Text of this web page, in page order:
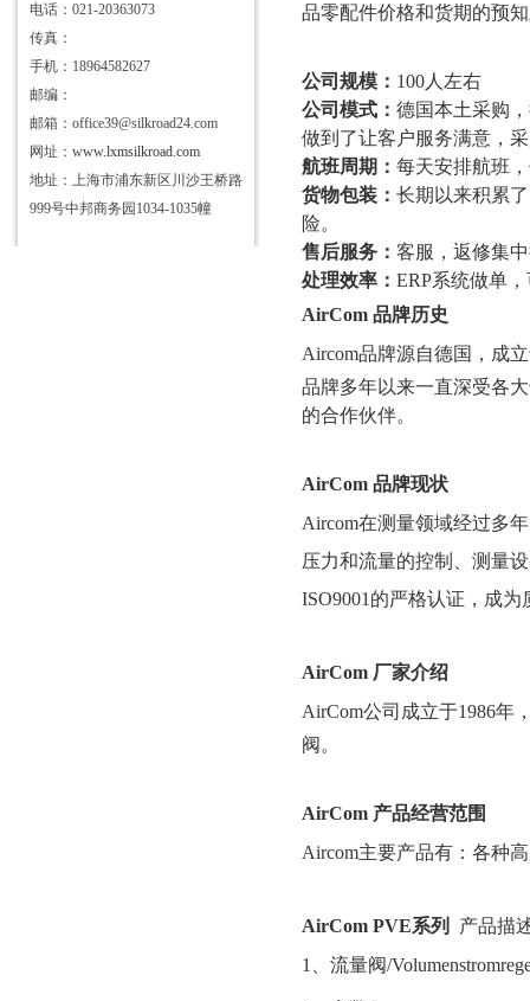
电话：021-20363073
传真：
手机：18964582627
邮编：
邮箱：office39@silkroad24.com
网址： www.lxmsilkroad.com
地址：上海市浦东新区川沙王桥路
999号中邦商务园1034-1035幢
品零配件价格和货期的预
公司规模： 100人左右
公司模式： 德国本土采购
做到了让客户服务满意，
航班周期： 每天安排航班
货物包装： 长期以来积累
险。
售后服务： 客服，返修集
处理效率： ERP系统做单
AirCom 品牌历史
Aircom品牌源自德国，成
品牌多年以来一直深受各
的合作伙伴。
AirCom 品牌现状
Aircom在测量领域经过多
压力和流量的控制、测量
ISO9001 的严格认证，成为
AirCom 厂家介绍
AirCom公司成立于1986年
阀。
AirCom 产品经营范围
Aircom主要产品有：各种
AirCom PVE系列
产品描
1
、流量阀/